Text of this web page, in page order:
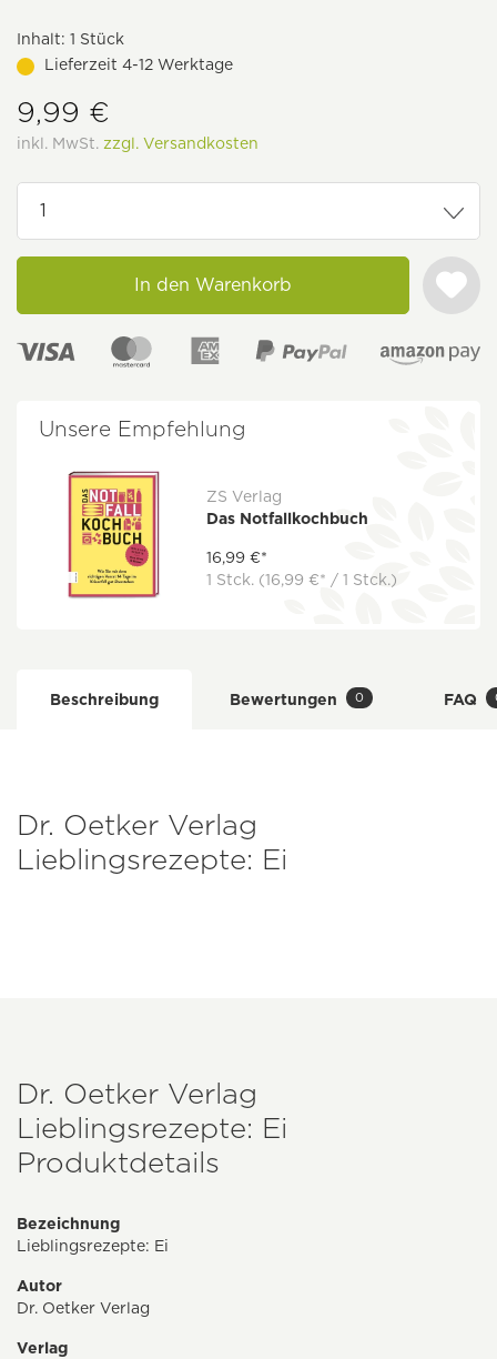
Inhalt: 1 Stück
Lieferzeit 4-12 Werktage
9,99 €
inkl. MwSt. zzgl. Versandkosten
In den Warenkorb
Unsere Empfehlung
ZS Verlag
Das Notfallkochbuch
16,99 €*
1 Stck. (16,99 €* / 1 Stck.)
Beschreibung Bewertungen 0 FAQ
Dr. Oetker Verlag
Lieblingsrezepte: Ei
Dr. Oetker Verlag
Lieblingsrezepte: Ei
Produktdetails
Bezeichnung
Lieblingsrezepte: Ei
Autor
Dr. Oetker Verlag
Verlag